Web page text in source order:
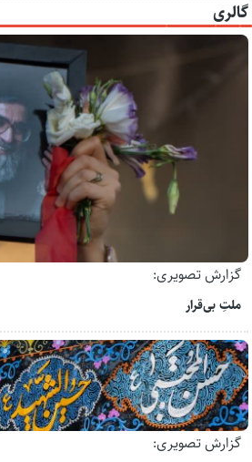
گالری
گزارش تصویری:
ملتِ بی‌قرار
گزارش تصویری: